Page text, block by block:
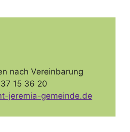
nach Vereinbarung
15 36 20
jeremia-gemeinde.de